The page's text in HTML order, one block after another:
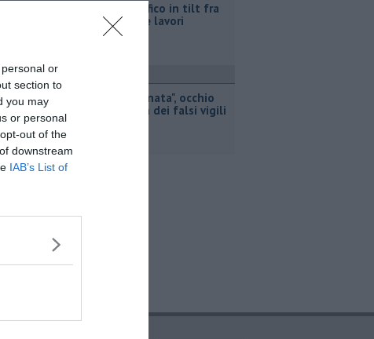
or
section to
you may
or personal
out of the
downstream
IAB’s List of
Fipili, traffico in tilt fra
incidenti e lavori
Cronaca
"Targa clonata", occhio
alla truffa dei falsi vigili